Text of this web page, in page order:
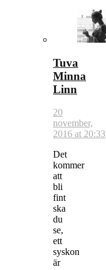
Tuva
Minna
Linn
20
november,
2016 at 20:33
Det
kommer
att
bli
fint
ska
du
se,
ett
syskon
är